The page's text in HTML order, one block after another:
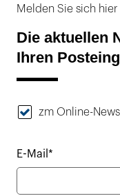
Melden Sie sich
Die aktuellen
Ihren
zm Online-
E-Mail*